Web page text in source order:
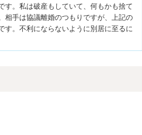
す。私は破産もしていて、何もかも捨て
相手は協議離婚のつもりですが、上記の
す。不利にならないように別居に至るに